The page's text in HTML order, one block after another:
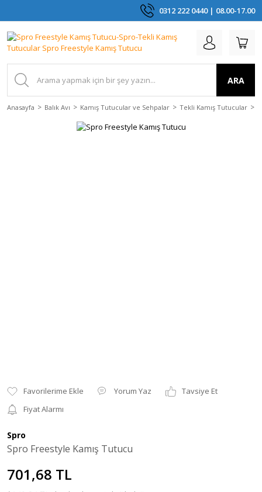
0312 222 0440 | 08.00-17.00
ARA
Anasayfa Balık Avı Kamış Tutucular ve Sehpalar Tekli Kamış Tutucular
Yorum Yaz
Tavsiye Et
Fiyat Alarmı
Spro
Spro Freestyle Kamış Tutucu
701,68 TL